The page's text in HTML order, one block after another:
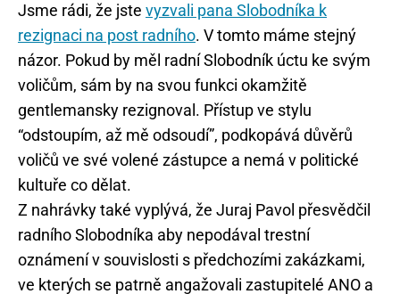
Jsme rádi, že jste vyzvali pana Slobodníka k
rezignaci na post radního. V tomto máme stejný
názor. Pokud by měl radní Slobodník úctu ke svým
voličům, sám by na svou funkci okamžitě
gentlemansky rezignoval. Přístup ve stylu
“odstoupím, až mě odsoudí”, podkopává důvěrů
voličů ve své volené zástupce a nemá v politické
kultuře co dělat.
Z nahrávky také vyplývá, že Juraj Pavol přesvědčil
radního Slobodníka aby nepodával trestní
oznámení v souvislosti s předchozími zakázkami,
ve kterých se patrně angažovali zastupitelé ANO a